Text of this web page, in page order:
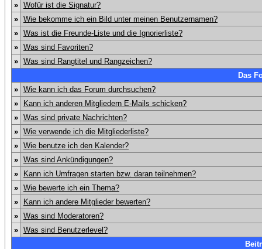
» Wofür ist die Signatur?
» Wie bekomme ich ein Bild unter meinen Benutzernamen?
» Was ist die Freunde-Liste und die Ignorierliste?
» Was sind Favoriten?
» Was sind Rangtitel und Rangzeichen?
Das
» Wie kann ich das Forum durchsuchen?
»
Kann ich anderen Mitgliedern E-Mails schicken?
» Was sind private Nachrichten?
» Wie verwende ich die Mitgliederliste?
» Wie benutze ich den Kalender?
» Was sind Ankündigungen?
»
Kann ich Umfragen starten bzw. daran teilnehmen?
» Wie bewerte ich ein Thema?
»
Kann ich andere Mitglieder bewerten?
» Was sind Moderatoren?
» Was sind Benutzerlevel?